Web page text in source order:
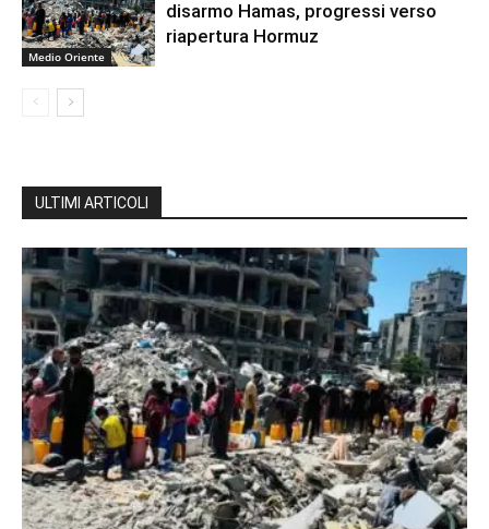
Medio Oriente
disarmo Hamas, progressi verso
riapertura Hormuz
ULTIMI ARTICOLI